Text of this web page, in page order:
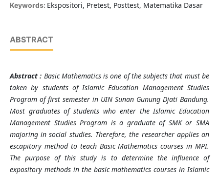
Keywords: Ekspositori, Pretest, Posttest, Matematika Dasar
ABSTRACT
Abstract: Basic Mathematics is one of the subjects that must be
taken by students of Islamic Education Management Studies
Program of first semester in UIN Sunan Gunung Djati Bandung.
Most graduates of students who enter the Islamic Education
Management Studies Program is a graduate of SMK or SMA
majoring in social studies. Therefore, the researcher applies an
escapitory method to teach Basic Mathematics courses in MPI.
The purpose of this study is to determine the influence of
expository methods in the basic mathematics courses in Islamic